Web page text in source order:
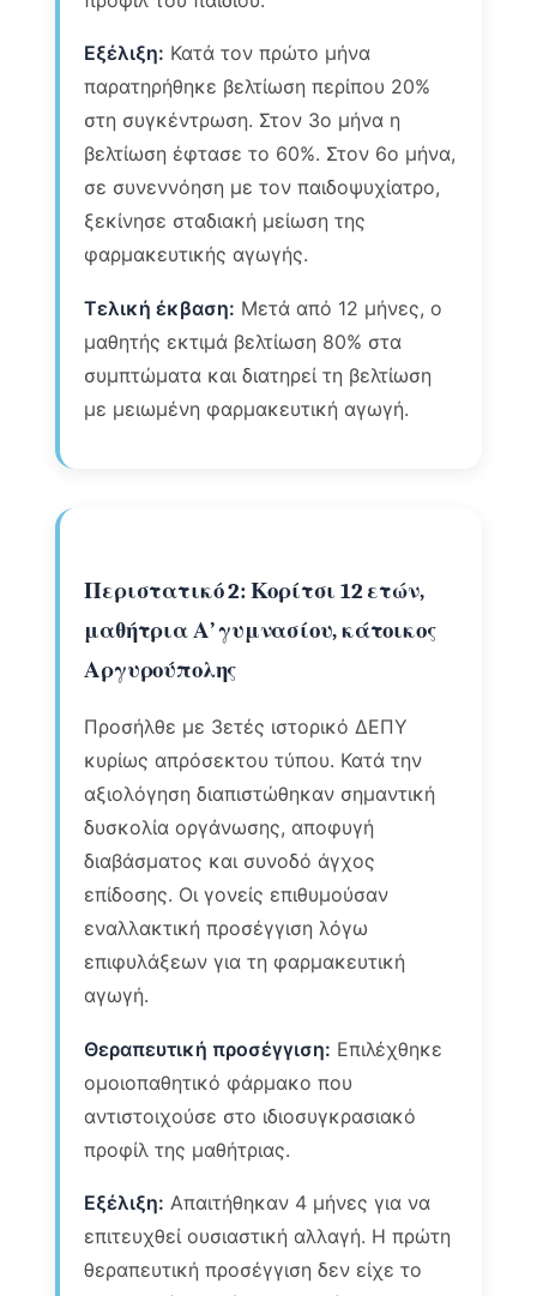
Εξέλιξη: Κατά τον πρώτο μήνα
παρατηρήθηκε βελτίωση περίπου 20%
στη συγκέντρωση. Στον 3ο μήνα η
βελτίωση έφτασε το 60%. Στον 6ο μήνα,
σε συνεννόηση με τον παιδοψυχίατρο,
ξεκίνησε σταδιακή μείωση της
φαρμακευτικής αγωγής.
Τελική έκβαση: Μετά από 12 μήνες, ο
μαθητής εκτιμά βελτίωση 80% στα
συμπτώματα και διατηρεί τη βελτίωση
με μειωμένη φαρμακευτική αγωγή.
Περιστατικό 2: Κορίτσι 12 ετών,
μαθήτρια Α’ γυμνασίου, κάτοικος
Αργυρούπολης
Προσήλθε με 3ετές ιστορικό ΔΕΠΥ
κυρίως απρόσεκτου τύπου. Κατά την
αξιολόγηση διαπιστώθηκαν σημαντική
δυσκολία οργάνωσης, αποφυγή
διαβάσματος και συνοδό άγχος
επίδοσης. Οι γονείς επιθυμούσαν
εναλλακτική προσέγγιση λόγω
επιφυλάξεων για τη φαρμακευτική
αγωγή.
Θεραπευτική προσέγγιση: Επιλέχθηκε
ομοιοπαθητικό φάρμακο που
αντιστοιχούσε στο ιδιοσυγκρασιακό
προφίλ της μαθήτριας.
Εξέλιξη: Απαιτήθηκαν 4 μήνες για να
επιτευχθεί ουσιαστική αλλαγή. Η πρώτη
θεραπευτική προσέγγιση δεν είχε το